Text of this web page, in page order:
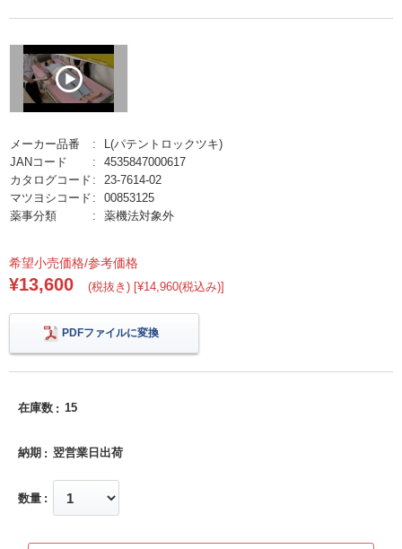
メーカー品番
L(パテントロックツキ)
JANコード
4535847000617
カタログコード
23-7614-02
マツヨシコード
00853125
薬事分類
薬機法対象外
希望小売価格/参考価格
¥13,600 (税抜き) [¥14,960(税込み)]
PDFファイルに変換
在庫数 15
納期 翌営業日出荷
数量